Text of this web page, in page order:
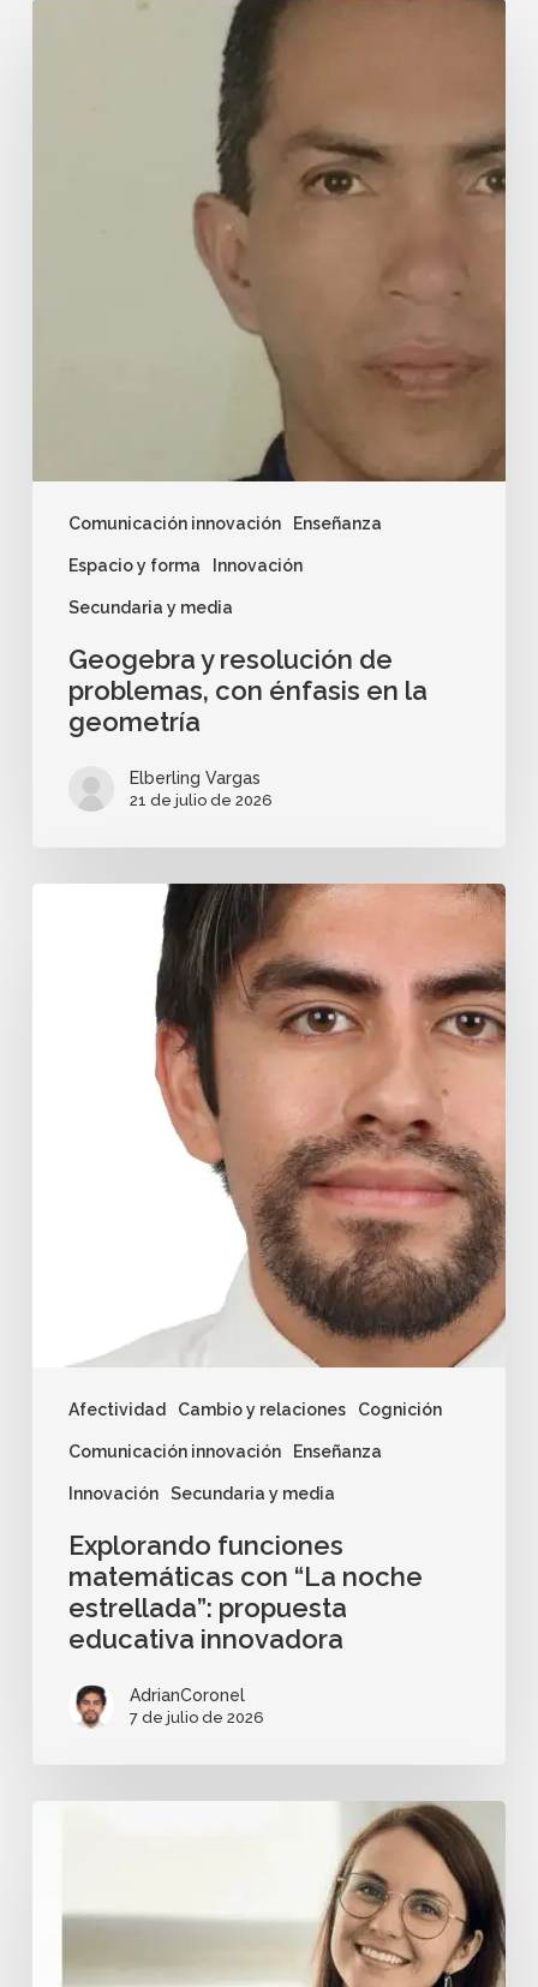
Comunicación innovación Enseñanza
Espacio y forma Innovación
Secundaria y media
Geogebra y resolución de
problemas, con énfasis en la
geometría
Elberling Vargas
21 de julio de 2026
Afectividad Cambio y relaciones Cognición
Comunicación innovación Enseñanza
Innovación Secundaria y media
Explorando funciones
matemáticas con “La noche
estrellada”: propuesta
educativa innovadora
AdrianCoronel
7 de julio de 2026